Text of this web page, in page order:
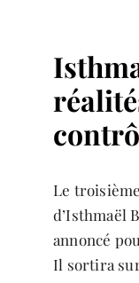
Le
d’Isthmaël
annoncé
Il sortira